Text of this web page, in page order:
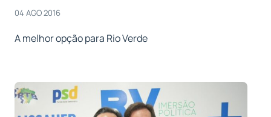
04 AGO 2016
A melhor opção para Rio Verde